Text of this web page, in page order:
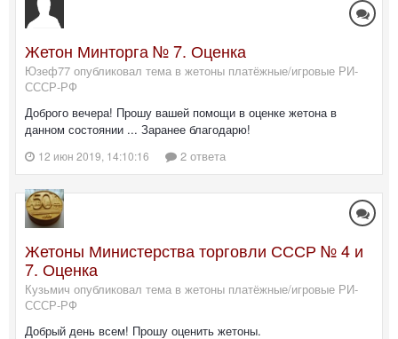
Жетон Минторга № 7. Оценка
Юзеф77 опубликовал тема в жетоны платёжные/игровые РИ-
СССР-РФ
Доброго вечера! Прошу вашей помощи в оценке жетона в
данном состоянии ... Заранее благодарю!
12 июн 2019, 14:10:16 2 ответа
Жетоны Министерства торговли СССР № 4 и
7. Оценка
Кузьмич опубликовал тема в жетоны платёжные/игровые РИ-
СССР-РФ
Добрый день всем! Прошу оценить жетоны.